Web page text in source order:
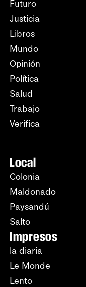
Futuro
Justicia
Libros
Mundo
Opinión
Política
Salud
Trabajo
Verifica
Local
Colonia
Maldonado
Paysandú
Salto
Impresos
la diaria
Le Monde
Lento